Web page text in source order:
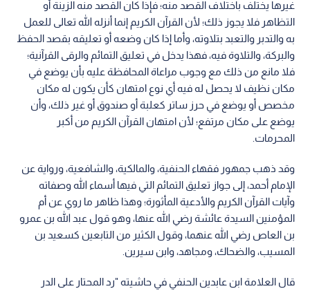
غيرها يختلف باختلاف القصد منه؛ فإذا كان القصد منه الزينة أو
التظاهر فلا يجوز ذلك؛ لأن القرآن الكريم إنما أنزله الله تعالى للعمل
به والتدبر والتعبد بتلاوته، وأما إذا كان وضعه أو تعليقه بقصد الحفظ
والبركة، والتلاوة فيه، فهذا يدخل في تعليق التمائم والرقى القرآنية؛
فلا مانع من ذلك مع وجوب مراعاة المحافظة عليه بأن يوضع في
مكان نظيف لا يحصل له فيه أي نوع امتهان كأن يكون له مكان
مخصص أو يوضع في حرز ساتر كعلبة أو صندوق أو غير ذلك، وأن
يوضع على مكان مرتفع؛ لأن امتهان القرآن الكريم من أكبر
المحرمات.
وقد ذهب جمهور فقهاء الحنفية، والمالكية، والشافعية، ورواية عن
الإمام أحمد، إلى جواز تعليق التمائم التي فيها أسماء الله وصفاته
وآيات القرآن الكريم والأدعية المأثورة؛ وهذا ظاهر ما روي عن أم
المؤمنين السيدة عائشة رضي الله عنها، وهو قول عبد الله بن عمرو
بن العاص رضي الله عنهما، وقول الكثير من التابعين كسعيد بن
المسيب، والضحاك، ومجاهد، وابن سيرين.
قال العلامة ابن عابدين الحنفي في حاشيته "رد المحتار على الدر